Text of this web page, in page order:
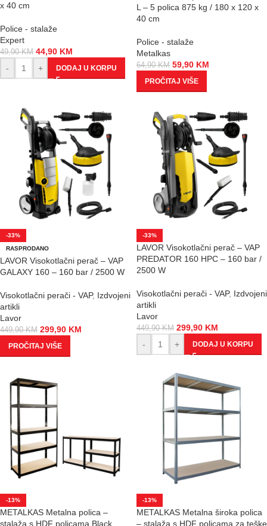
x 40 cm
Police - stalaže
Expert
49,90KM 44,90 KM
-
+ DODAJ U KORPU
L – 5 polica 875 kg / 180 x 120 x
40 cm
Police - stalaže
Metalkas
64,90KM 59,90 KM
PROČITAJ VIŠE
-33%
RASPRODANO
LAVOR Visokotlačni perač – VAP
GALAXY 160 – 160 bar / 2500 W
Visokotlačni perači - VAP, Izdvojeni
artikli
Lavor
449,90KM 299,90 KM
PROČITAJ VIŠE
-33%
LAVOR Visokotlačni perač – VAP
PREDATOR 160 HPC – 160 bar /
2500 W
Visokotlačni perači - VAP, Izdvojeni
artikli
Lavor
449,90KM 299,90 KM
-
+ DODAJ U KORPU
-13%
METALKAS Metalna polica –
stalaža s HDF policama Black
-13%
METALKAS Metalna široka polica
– stalaža s HDF policama za teške